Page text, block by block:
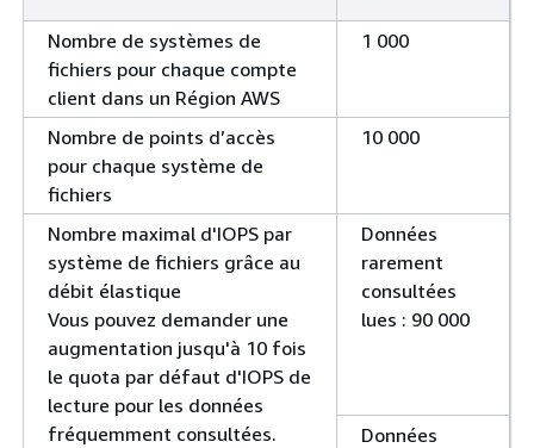
Nombre de systèmes de
fichiers pour chaque compte
client dans un Région AWS
1 000
Nombre de points d’accès
pour chaque système de
fichiers
10 000
Nombre maximal d'IOPS par
système de fichiers grâce au
débit élastique
Vous pouvez demander une
augmentation jusqu'à 10 fois
le quota par défaut d'IOPS de
lecture pour les données
fréquemment consultées.
Données
rarement
consultées
lues : 90 000
Données